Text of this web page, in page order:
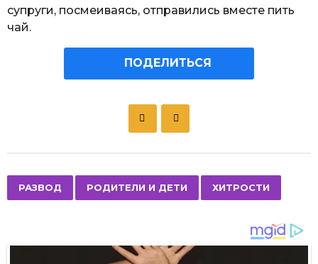
супруги, посмеиваясь, отправились вместе пить
чай.
ПОДЕЛИТЬСЯ
a
i
РАЗВОД РОДИТЕЛИ И ДЕТИ ХИТРОСТИ